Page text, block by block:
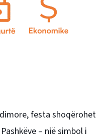
festa shoqërohet
– një simbol i